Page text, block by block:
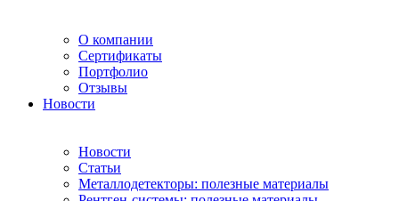
О компании
Сертификаты
Портфолио
Отзывы
Новости
Новости
Статьи
Металлодетекторы: полезные материалы